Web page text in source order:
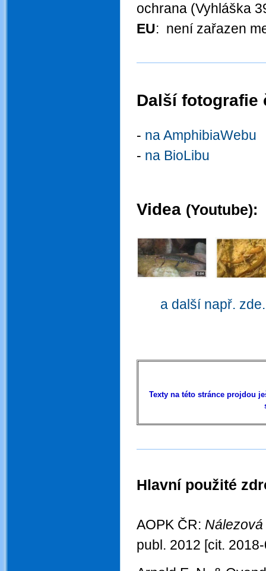
ochrana (Vyhláška
EU: není zařazen
Další fotografie
- na AmphibiaWebu
- na BioLibu
Videa (Youtube):
a další např.
Texty na této stránce projdou
Hlavní použité
AOPK ČR:
publ. 2012 [cit.